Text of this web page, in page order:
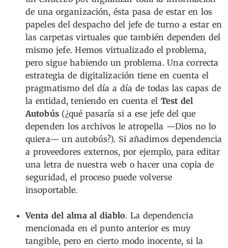
de una organización, ésta pasa de estar en los
papeles del despacho del jefe de turno a estar en
las carpetas virtuales que también dependen del
mismo jefe. Hemos virtualizado el problema,
pero sigue habiendo un problema. Una correcta
estrategia de digitalización tiene en cuenta el
pragmatismo del día a día de todas las capas de
la entidad, teniendo en cuenta elTest del
Autobús(¿qué pasaría si a ese jefe del que
dependen los archivos le atropella —Dios no lo
quiera— un autobús?). Si añadimos dependencia
a proveedores externos, por ejemplo, para editar
una letra de nuestra web o hacer una copia de
seguridad, el proceso puede volverse
insoportable.
Venta del alma al diablo. La dependencia
mencionada en el punto anterior es muy
tangible, pero en cierto modo inocente, si la